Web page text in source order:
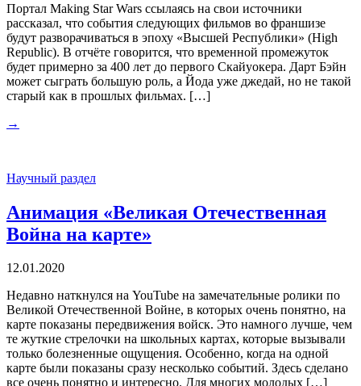
Портал Making Star Wars ссылаясь на свои источники
рассказал, что события следующих фильмов во франшизе
будут разворачиваться в эпоху «Высшей Республики» (High
Republic). В отчёте говорится, что временной промежуток
будет примерно за 400 лет до первого Скайуокера. Дарт Бэйн
может сыграть большую роль, а Йода уже джедай, но не такой
старый как в прошлых фильмах. […]
→
Научный раздел
Анимация «Великая Отечественная
Война на карте»
12.01.2020
Недавно наткнулся на YouTube на замечательные ролики по
Великой Отечественной Войне, в которых очень понятно, на
карте показаны передвижения войск. Это намного лучше, чем
те жуткие стрелочки на школьных картах, которые вызывали
только болезненные ощущения. Особенно, когда на одной
карте были показаны сразу несколько событий. Здесь сделано
все очень понятно и интересно. Для многих молодых […]